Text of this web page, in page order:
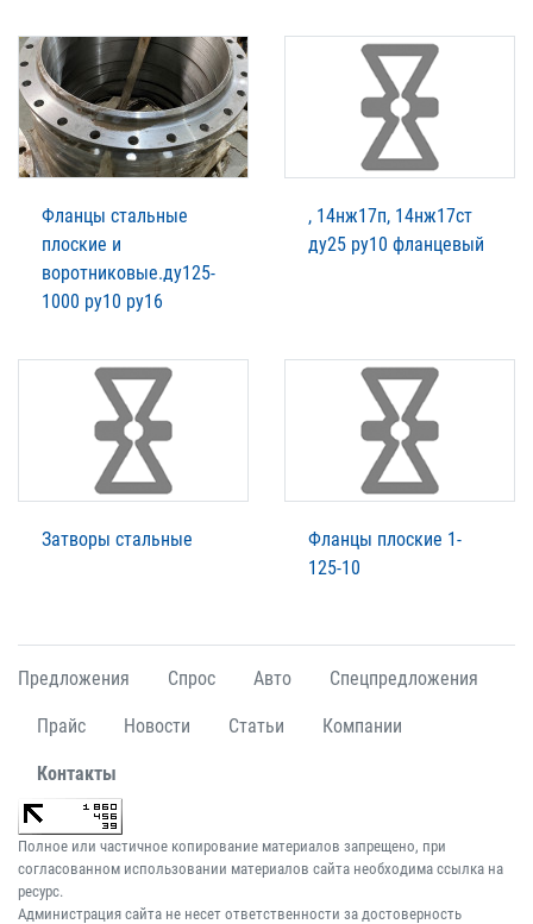
Фланцы стальные
плоские и
воротниковые.ду125-
1000 ру10 ру16
, 14нж17п, 14нж17ст
ду25 ру10 фланцевый
Затворы стальные
Фланцы плоские 1-
125-10
Предложения Спрос Авто Спецпредложения
Прайс Новости Статьи Компании
Контакты
Полное или частичное копирование материалов запрещено, при
согласованном использовании материалов сайта необходима ссылка на
ресурс.
Администрация сайта не несет ответственности за достоверность